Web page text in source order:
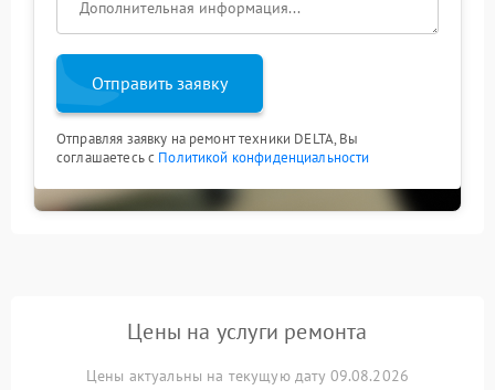
Отправить заявку
Отправляя заявку на ремонт техники DELTA, Вы
соглашаетесь с Политикой конфиденциальности
Цены на услуги ремонта
Цены актуальны на текущую дату 09.08.2026